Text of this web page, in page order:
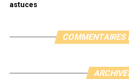
astuces
COMMENTAIRES